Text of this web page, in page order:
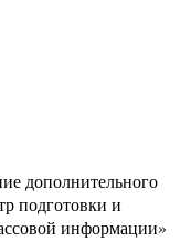
дополнительного
подготовки и
информации»